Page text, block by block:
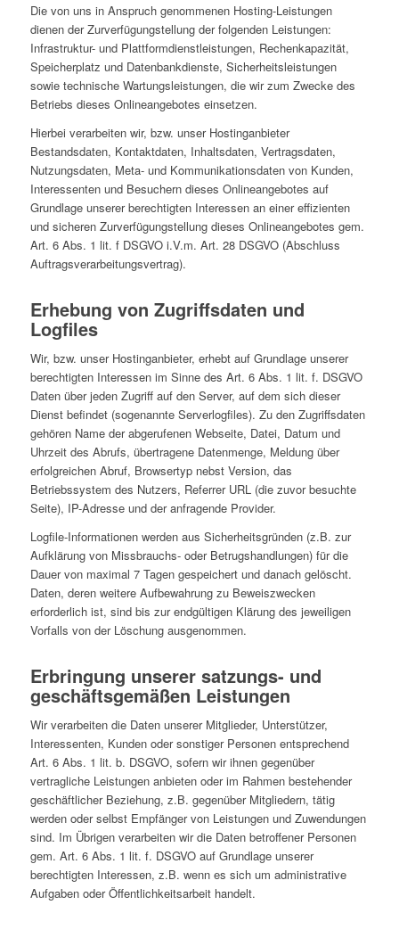
Die von uns in Anspruch genommenen Hosting-Leistungen
dienen der Zurverfügungstellung der folgenden Leistungen:
Infrastruktur- und Plattformdienstleistungen, Rechenkapazität,
Speicherplatz und Datenbankdienste, Sicherheitsleistungen
sowie technische Wartungsleistungen, die wir zum Zwecke des
Betriebs dieses Onlineangebotes einsetzen.
Hierbei verarbeiten wir, bzw. unser Hostinganbieter
Bestandsdaten, Kontaktdaten, Inhaltsdaten, Vertragsdaten,
Nutzungsdaten, Meta- und Kommunikationsdaten von Kunden,
Interessenten und Besuchern dieses Onlineangebotes auf
Grundlage unserer berechtigten Interessen an einer effizienten
und sicheren Zurverfügungstellung dieses Onlineangebotes gem.
Art. 6 Abs. 1 lit. f DSGVO i.V.m. Art. 28 DSGVO (Abschluss
Auftragsverarbeitungsvertrag).
Erhebung von Zugriffsdaten und
Logfiles
Wir, bzw. unser Hostinganbieter, erhebt auf Grundlage unserer
berechtigten Interessen im Sinne des Art. 6 Abs. 1 lit. f. DSGVO
Daten über jeden Zugriff auf den Server, auf dem sich dieser
Dienst befindet (sogenannte Serverlogfiles). Zu den Zugriffsdaten
gehören Name der abgerufenen Webseite, Datei, Datum und
Uhrzeit des Abrufs, übertragene Datenmenge, Meldung über
erfolgreichen Abruf, Browsertyp nebst Version, das
Betriebssystem des Nutzers, Referrer URL (die zuvor besuchte
Seite), IP-Adresse und der anfragende Provider.
Logfile-Informationen werden aus Sicherheitsgründen (z.B. zur
Aufklärung von Missbrauchs- oder Betrugshandlungen) für die
Dauer von maximal 7 Tagen gespeichert und danach gelöscht.
Daten, deren weitere Aufbewahrung zu Beweiszwecken
erforderlich ist, sind bis zur endgültigen Klärung des jeweiligen
Vorfalls von der Löschung ausgenommen.
Erbringung unserer satzungs- und
geschäftsgemäßen Leistungen
Wir verarbeiten die Daten unserer Mitglieder, Unterstützer,
Interessenten, Kunden oder sonstiger Personen entsprechend
Art. 6 Abs. 1 lit. b. DSGVO, sofern wir ihnen gegenüber
vertragliche Leistungen anbieten oder im Rahmen bestehender
geschäftlicher Beziehung, z.B. gegenüber Mitgliedern, tätig
werden oder selbst Empfänger von Leistungen und Zuwendungen
sind. Im Übrigen verarbeiten wir die Daten betroffener Personen
gem. Art. 6 Abs. 1 lit. f. DSGVO auf Grundlage unserer
berechtigten Interessen, z.B. wenn es sich um administrative
Aufgaben oder Öffentlichkeitsarbeit handelt.